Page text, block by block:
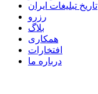
تاریخ تبلیغات ایران
رزرو
بلاگ
همکاری
افتخارات
درباره ما